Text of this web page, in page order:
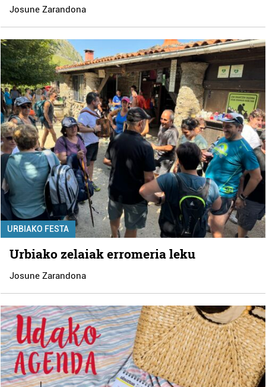
Josune Zarandona
URBIAKO FESTA
Urbiako zelaiak erromeria leku
Josune Zarandona